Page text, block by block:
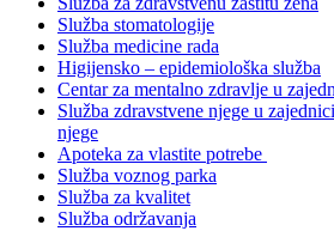
Služba stomatologije
Služba medicine rada
Higijensko – epidemiološka služba
Centar za mentalno zdravlje u
Služba zdravstvene njege u
njege
Apoteka za vlastite potrebe
Služba voznog parka
Služba za kvalitet
Služba održavanja